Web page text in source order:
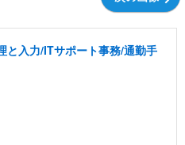
と入力/ITサポート事務/通勤手